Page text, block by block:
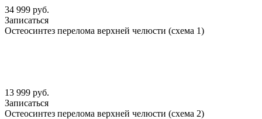
34 999 руб.
Записаться
Остеосинтез перелома верхней челюсти (схема 1)
13 999 руб.
Записаться
Остеосинтез перелома верхней челюсти (схема 2)